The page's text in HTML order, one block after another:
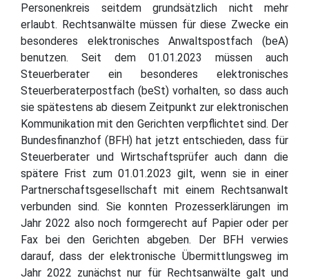
Personenkreis seitdem grundsätzlich nicht mehr
erlaubt. Rechtsanwälte müssen für diese Zwecke ein
besonderes elektronisches Anwaltspostfach (beA)
benutzen. Seit dem 01.01.2023 müssen auch
Steuerberater ein besonderes elektronisches
Steuerberaterpostfach (beSt) vorhalten, so dass auch
sie spätestens ab diesem Zeitpunkt zur elektronischen
Kommunikation mit den Gerichten verpflichtet sind. Der
Bundesfinanzhof (BFH) hat jetzt entschieden, dass für
Steuerberater und Wirtschaftsprüfer auch dann die
spätere Frist zum 01.01.2023 gilt, wenn sie in einer
Partnerschaftsgesellschaft mit einem Rechtsanwalt
verbunden sind. Sie konnten Prozesserklärungen im
Jahr 2022 also noch formgerecht auf Papier oder per
Fax bei den Gerichten abgeben. Der BFH verwies
darauf, dass der elektronische Übermittlungsweg im
Jahr 2022 zunächst nur für Rechtsanwälte galt und